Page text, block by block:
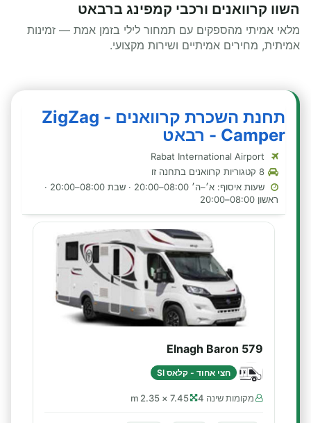
השוו קרוואנים ורכבי קמפינג ברבאט
מלאי אמיתי מהספקים עם תמחור לילי בזמן אמת — זמינות
אמיתית, מחירים אמיתיים ושירות מקצועי.
תחנת השכרת קרוואנים - ZigZag
Camper - רבאט
שעות איסוף: א׳–ה׳ 08:00–20:00 · שבת 08:00–20:00 ·
ראשון 08:00–20:00
Elnagh Baron 579
חצי אחוד - קלאס SI
מקומות שינה 4 7.45 × 2.35 m